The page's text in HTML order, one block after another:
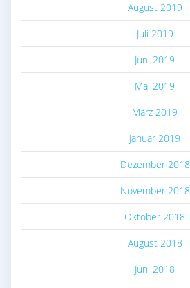
August 2019
Juli 2019
Juni 2019
Mai 2019
März 2019
Januar 2019
Dezember 2018
November 2018
Oktober 2018
August 2018
Juni 2018